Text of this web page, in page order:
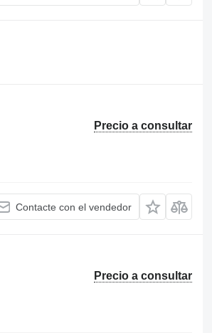
Precio a consultar
Contacte con el vendedor
Precio a consultar